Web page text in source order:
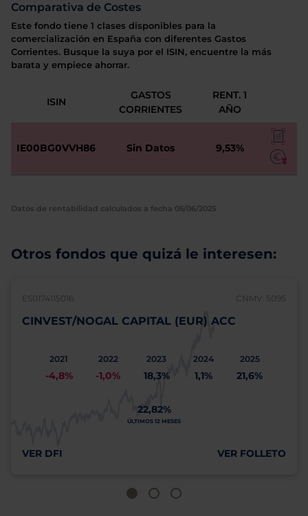
Comparativa de Costes
Este fondo tiene 1 clases disponibles para la
comercialización en España con diferentes Gastos
Corrientes. Busque la suya por el ISIN, encuentre la más
barata y empiece ahorrar.
ISIN
GASTOS
CORRIENTES
RENT. 1
AÑO
IE00BG0VVH86 Sin Datos 9,53%
Datos de rentabilidad calculados a fecha 05/06/2025
Otros fondos que quizá le interesen:
ES0174115016 CNMV: 5095
CINVEST/NOGAL CAPITAL (EUR) ACC
2021
-4,8%
2022
-1,0%
2023
18,3%
2024
1,1%
2025
21,6%
22,82%
ÚLTIMOS 12 MESES
VER DFI VER FOLLETO